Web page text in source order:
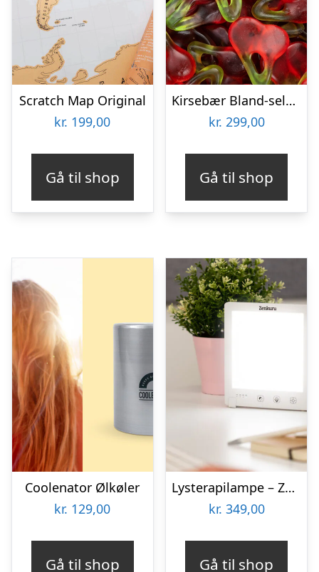
Scratch Map Original
kr. 199,00
Gå til shop
Kirsebær Bland-selv slik i kasser 2,4 kg
kr. 299,00
Gå til shop
Coolenator Ølkøler
kr. 129,00
Gå til shop
Lysterapilampe – Zenkuru
kr. 349,00
Gå til shop